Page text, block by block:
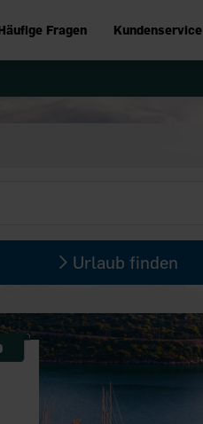
Fragen Kundenservice
Urlaub finden